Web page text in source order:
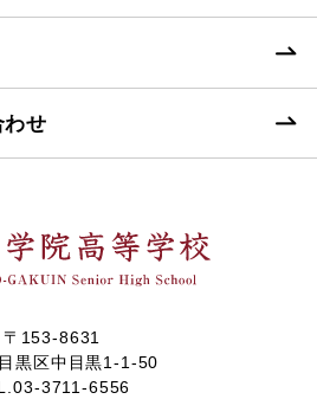
わせ
〒153-8631
黒区中目黒1-1-50
03-3711-6556